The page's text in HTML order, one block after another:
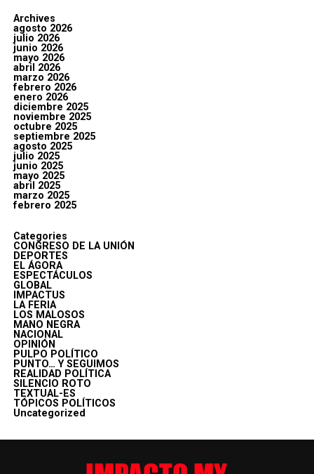
Archives
agosto 2026
julio 2026
junio 2026
mayo 2026
abril 2026
marzo 2026
febrero 2026
enero 2026
diciembre 2025
noviembre 2025
octubre 2025
septiembre 2025
agosto 2025
julio 2025
junio 2025
mayo 2025
abril 2025
marzo 2025
febrero 2025
Categories
CONGRESO DE LA UNIÓN
DEPORTES
EL ÁGORA
ESPECTÁCULOS
GLOBAL
IMPACTUS
LA FERIA
LOS MALOSOS
MANO NEGRA
NACIONAL
OPINIÓN
PULPO POLÍTICO
PUNTO… Y SEGUIMOS
REALIDAD POLÍTICA
SILENCIO ROTO
TEXTUAL-ES
TÓPICOS POLÍTICOS
Uncategorized